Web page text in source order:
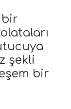
bir
şekli
bir